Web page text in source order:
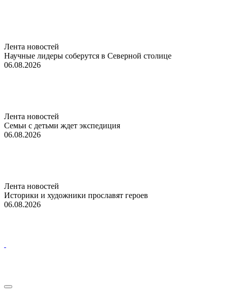
Лента новостей
Научные лидеры соберутся в Северной столице
06.08.2026
Лента новостей
Семьи с детьми ждет экспедиция
06.08.2026
Лента новостей
Историки и художники прославят героев
06.08.2026